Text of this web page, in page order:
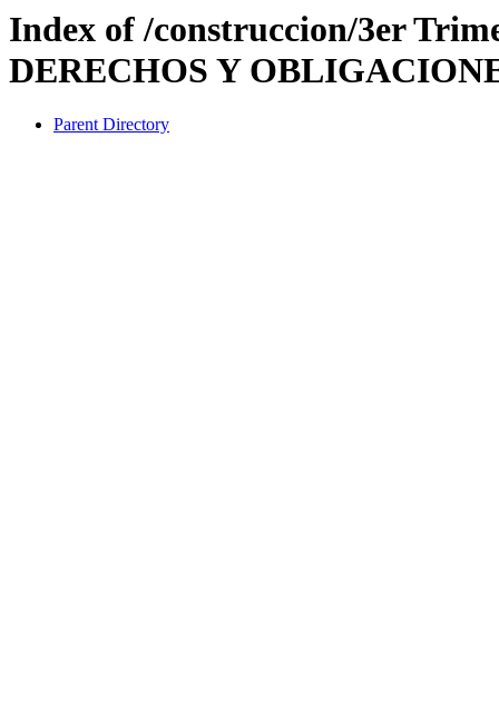
Index of /construccion/3er
DERECHOS Y
Parent Directory